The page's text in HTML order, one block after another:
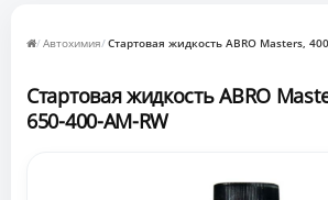
Автохимия Стартовая жидкость ABRO Masters,
Стартовая жидкость ABRO
650-400-AM-RW